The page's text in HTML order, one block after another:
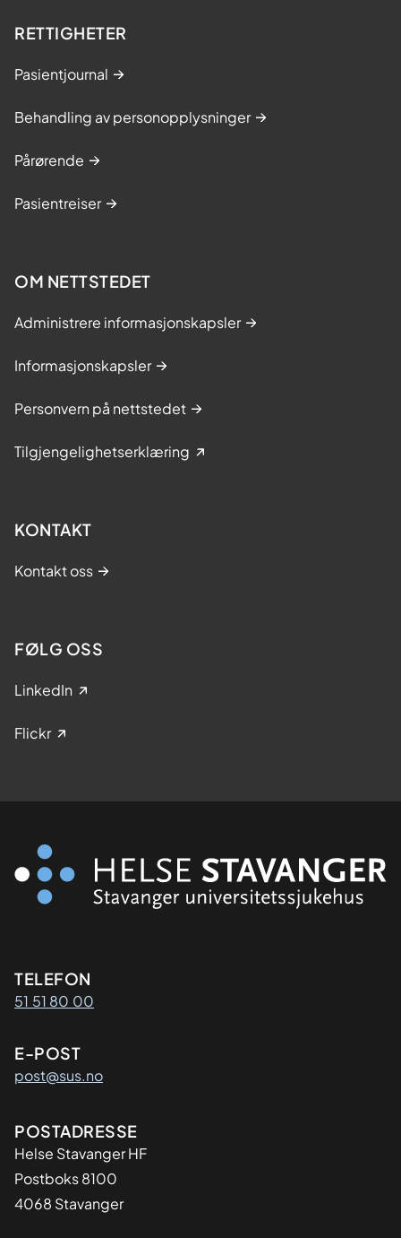
RETTIGHETER
Pasientjournal
Behandling av personopplysninger
Pårørende
Pasientreiser
OM NETTSTEDET
Administrere informasjonskapsler
Informasjonskapsler
Personvern på nettstedet
Tilgjengelighetserklæring
KONTAKT
Kontakt oss
FØLG OSS
LinkedIn
Flickr
Kontaktinformasjon
TELEFON
51 51 80 00
E-POST
post@sus.no
Adresse
POSTADRESSE
Helse Stavanger HF
Postboks 8100
4068 Stavanger